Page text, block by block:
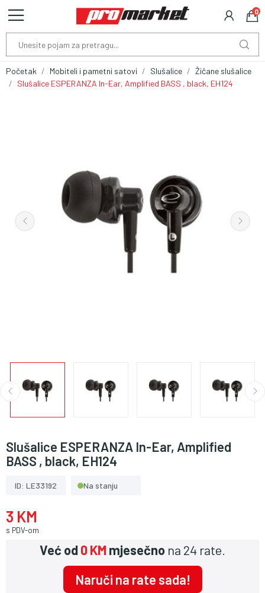
0
Početak Mobiteli i pametni satovi Slušalice
Žičane slušalice
Slušalice ESPERANZA In-Ear, Amplified BASS , black, EH124
Slušalice ESPERANZA In-Ear, Amplified
BASS , black, EH124
ID: LE33192 Na stanju
3 KM
s PDV-om
Već od0 KM mjesečno na 24 rate.
Naruči na rate sada!